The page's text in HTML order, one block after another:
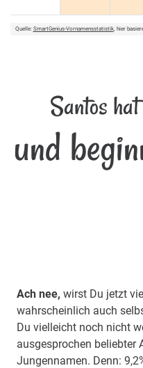
Quelle: SmartGenius-Vornamensstatistik, hier
Santos
und
Ach nee, wirst Du jetzt
wahrscheinlich auch
Du vielleicht noch nicht
ausgesprochen beliebter
Jungennamen. Denn: